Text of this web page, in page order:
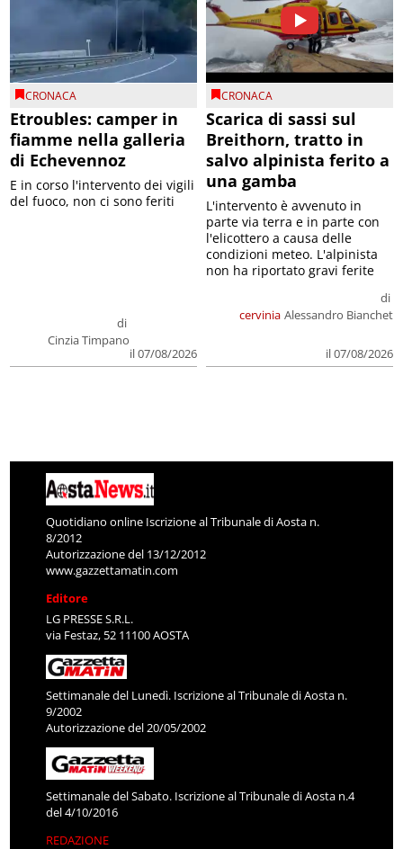
CRONACA
Etroubles: camper in
fiamme nella galleria
di Echevennoz
di
Cinzia Timpano
il 07/08/2026
E in corso l'intervento dei vigili
del fuoco, non ci sono feriti
CRONACA
Scarica di sassi sul
Breithorn, tratto in
salvo alpinista ferito a
una gamba
cervinia
di
Alessandro Bianchet
il 07/08/2026
L'intervento è avvenuto in
parte via terra e in parte con
l'elicottero a causa delle
condizioni meteo. L'alpinista
non ha riportato gravi ferite
Quotidiano online Iscrizione al Tribunale di Aosta n.
8/2012
Autorizzazione del 13/12/2012
www.gazzettamatin.com
Editore
LG PRESSE S.R.L.
via Festaz, 52 11100 AOSTA
Settimanale del Lunedì. Iscrizione al Tribunale di Aosta n.
9/2002
Autorizzazione del 20/05/2002
Settimanale del Sabato. Iscrizione al Tribunale di Aosta n.4
del 4/10/2016
REDAZIONE